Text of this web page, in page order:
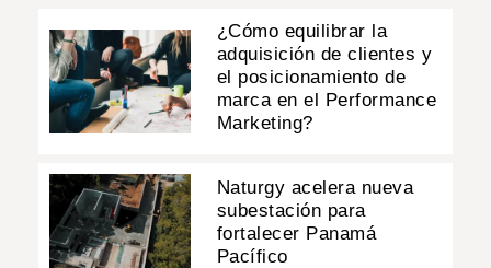
¿Cómo equilibrar la
adquisición de clientes y
el posicionamiento de
marca en el Performance
Marketing?
Naturgy acelera nueva
subestación para
fortalecer Panamá
Pacífico